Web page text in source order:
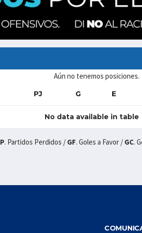
Aún no tenemos posiciones.
PJ G E
No data available in table
P. Partidos Perdidos / GF. Goles a Favor / GC.